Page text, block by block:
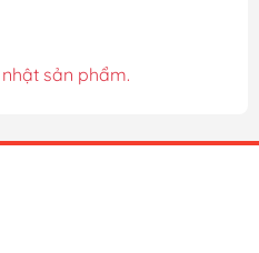
sản phẩm.